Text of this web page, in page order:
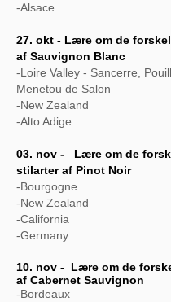
-Alsace
27. okt - Lære om de
af Sauvignon Blanc
-Loire Valley - Sancerre,
Menetou de Salon
-New Zealand
-Alto Adige
03. nov - Lære om de
stilarter af Pinot Noir
-Bourgogne
-New Zealand
-California
-Germany
10. nov - Lære om de
af Cabernet Sauvignon
-Bordeaux